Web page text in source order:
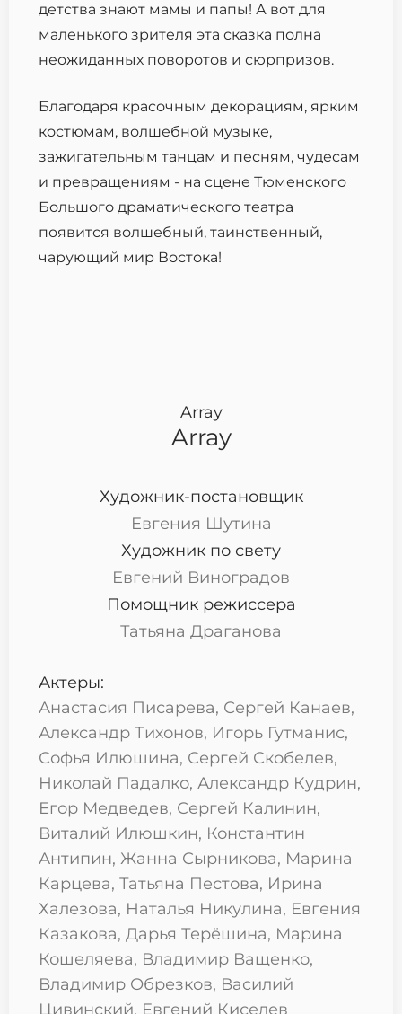
детства знают мамы и папы! А вот для
маленького зрителя эта сказка полна
неожиданных поворотов и сюрпризов.
Благодаря красочным декорациям, ярким
костюмам, волшебной музыке,
зажигательным танцам и песням, чудесам
и превращениям - на сцене Тюменского
Большого драматического театра
появится волшебный, таинственный,
чарующий мир Востока!
Array
Array
Художник-постановщик
Евгения Шутина
Художник по свету
Евгений Виноградов
Помощник режиссера
Татьяна Драганова
Актеры:
Анастасия Писарева, Сергей Канаев,
Александр Тихонов, Игорь Гутманис,
Софья Илюшина, Сергей Скобелев,
Николай Падалко, Александр Кудрин,
Егор Медведев, Сергей Калинин,
Виталий Илюшкин, Константин
Антипин, Жанна Сырникова, Марина
Карцева, Татьяна Пестова, Ирина
Халезова, Наталья Никулина, Евгения
Казакова, Дарья Терёшина, Марина
Кошеляева, Владимир Ващенко,
Владимир Обрезков, Василий
Цивинский, Евгений Киселев